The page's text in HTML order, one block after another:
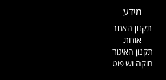
מידע
תקנון האתר
אודות
תקנון האיגוד
חוקה ושיפוט